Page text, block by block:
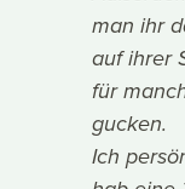
man ihr
auf ihrer
für
gucken.
Ich